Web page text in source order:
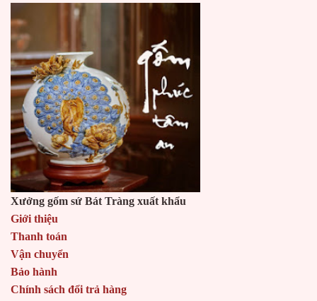
Xưởng gốm sứ Bát Tràng xuất khẩu
Giới thiệu
Thanh toán
Vận chuyển
Bảo hành
Chính sách đổi trả hàng